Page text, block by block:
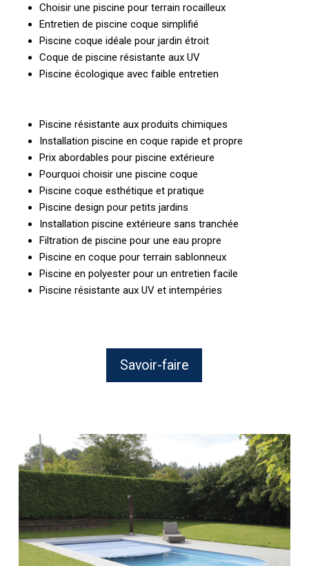
Choisir une piscine pour terrain rocailleux
Entretien de piscine coque simplifié
Piscine coque idéale pour jardin étroit
Coque de piscine résistante aux UV
Piscine écologique avec faible entretien
Piscine résistante aux produits chimiques
Installation piscine en coque rapide et propre
Prix abordables pour piscine extérieure
Pourquoi choisir une piscine coque
Piscine coque esthétique et pratique
Piscine design pour petits jardins
Installation piscine extérieure sans tranchée
Filtration de piscine pour une eau propre
Piscine en coque pour terrain sablonneux
Piscine en polyester pour un entretien facile
Piscine résistante aux UV et intempéries
Savoir-faire
Pose
piscine
coque
polyester
avec
volet
immergé